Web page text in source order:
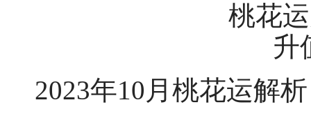
2023年10月桃花运解析